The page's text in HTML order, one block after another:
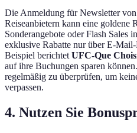
Die Anmeldung für Newsletter
Reiseanbietern kann eine goldene
Sonderangebote oder Flash Sales
exklusive Rabatte nur über E-
Beispiel berichtetUFC-Que
auf ihre Buchungen sparen
regelmäßig zu überprüfen, um
verpassen.
4. Nutzen Sie